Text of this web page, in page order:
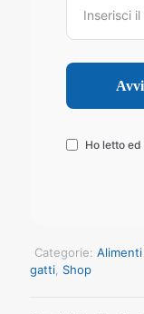
Ho letto
Categorie:
gatti Shop